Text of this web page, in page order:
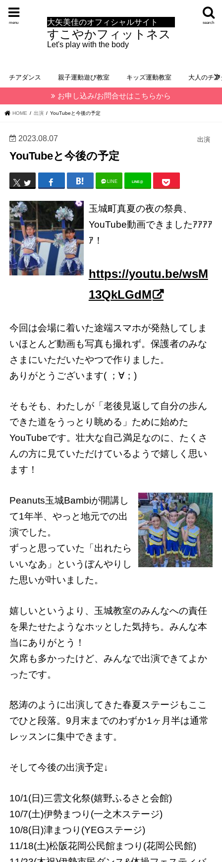
大矢美佳のオフィシャルサイト
すこやかフィットネス
Let's play with the body
search
menu
チアダンス 親子運動遊び教室 キッズ運動教室 大人のチ
お申し込み/お問合せはこちらから
HOME 出演 YouTubeと今後の予定
出演
2023.08.07
YouTubeと今後の予定
LINE LINE@
玉城町真夏の夜の祭典、
YouTube動画できましたｱｱｱｱ
ｱ！
https://youtu.be/wsM
13QkLGdM
今回は会場に着いた途端スマホが発熱してしま
いほとんど動画も写真も撮れず。保護者のみな
さまにいただいたやつで作りました。
ありがとうございます( ；∀；)
そもそも、わたしが「老後見返して自分の歩ん
できた道をうっとり眺める」ために始めた
YouTubeです。壮大な自己満足なのに、たくさ
んの方に見ていただけているようで嬉しく思い
ます！
Peanuts玉城Bambiが開講し
て1年半、やっと地元での出
演でした。
ずっと思っていた「出れたら
いいなあ」というぼんやりし
た思いが叶いました。
嬉しいというより、玉城教室のみんなへの責任
を果たせたようなホッとした気持ち。みんな本
当にありがとう！
欠席も多かったけど、みんなで出演できてよか
ったです。
怒涛のように出演してきた春夏ステージもここ
でひと段落。9月末までのわずか1ヶ月半は通常
レッスンに集中できます。
そして今後の出演予定↓
10/1(日)三雲文化祭(嬉野ふるさと会館)
10/7(土)伊勢まつり(一之木ステージ)
10/8(日)津まつり(YEGステージ)
11/18(土)松阪花岡公民館まつり(花岡公民館)